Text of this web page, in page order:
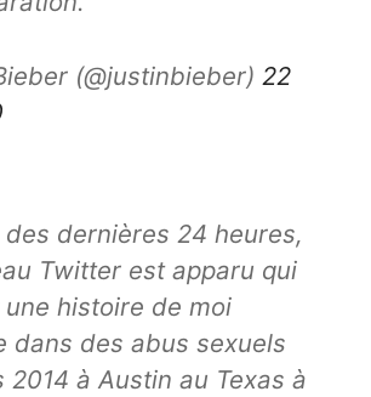
(@justinbieber) 22
dernières 24 heures,
Twitter est apparu qui
histoire de moi
dans des abus sexuels
2014 à Austin au Texas à